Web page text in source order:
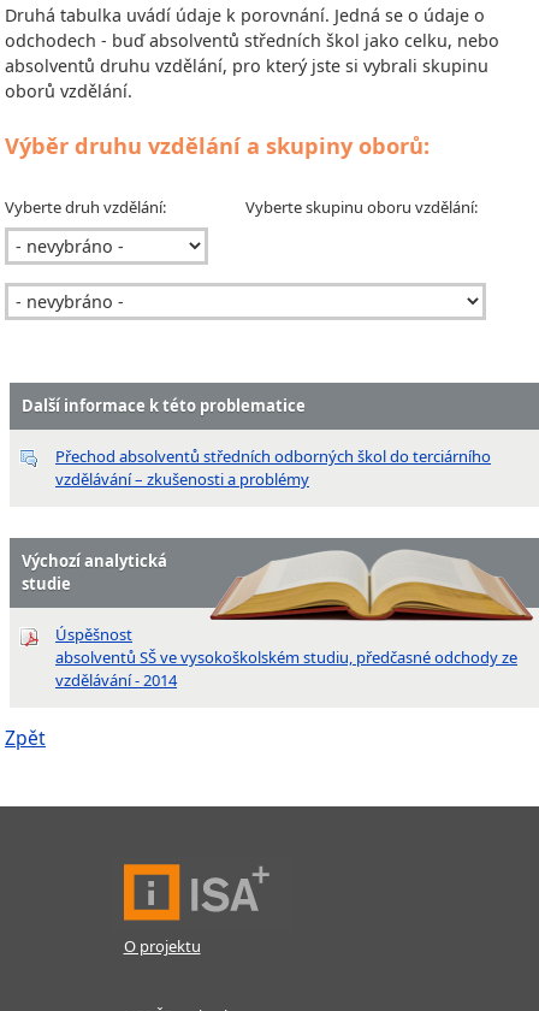
Druhá tabulka uvádí údaje k porovnání. Jedná se o údaje o
odchodech - buď absolventů středních škol jako celku, nebo
absolventů druhu vzdělání, pro který jste si vybrali skupinu
oborů vzdělání.
Výběr druhu vzdělání a skupiny oborů:
Vyberte druh vzdělání: Vyberte skupinu oboru vzdělání:
Další informace k této problematice
Přechod absolventů středních odborných škol do terciárního
vzdělávání – zkušenosti a problémy
Výchozí analytická
studie
Úspěšnost
absolventů SŠ ve vysokoškolském studiu, předčasné odchody ze
vzdělávání - 2014
Zpět
O projektu